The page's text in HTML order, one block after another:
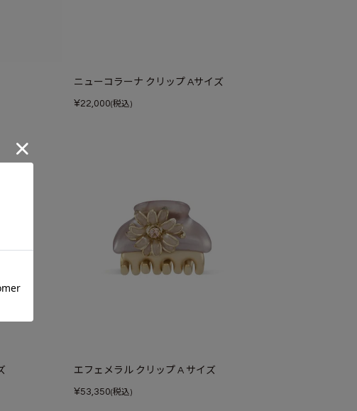
ニューコラーナ クリップ Aサイズ
¥22,000(税込)
エフェメラル クリップ A サイズ
¥53,350(税込)